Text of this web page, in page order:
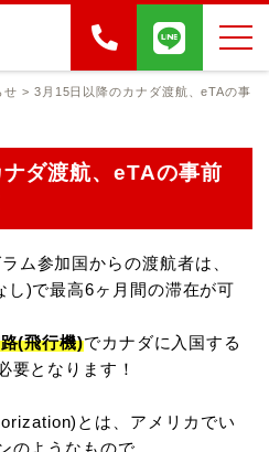
せ > 3月15日以降のカナダ渡航、eTAの事
ダ渡航、eTAの事前
ム参加国からの渡航者は、
し)で最高6ヶ月間の滞在が可
(飛行機)でカナダに入国する
要となります！
とは、アメリカでい
のようなもので、